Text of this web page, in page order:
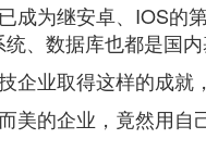
成为继安卓、IOS的
、数据库也都是国内
企业取得这样的成就
美的企业，竟然用